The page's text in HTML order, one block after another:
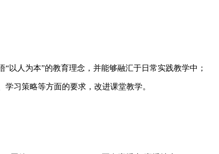
以人为本”的教育理念，并能够融汇于日常实践教学中；
习策略等方面的要求，改进课堂教学。